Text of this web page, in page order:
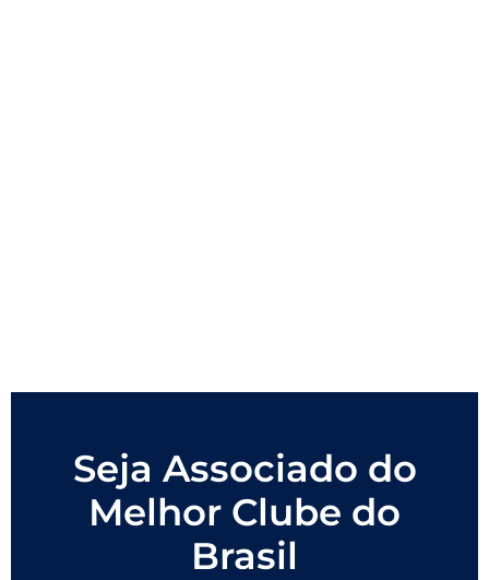
Seja Associado do
Melhor Clube do
Brasil